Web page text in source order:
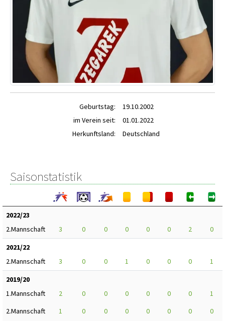
Geburtstag:
19.10.2002
im Verein seit:
01.01.2022
Herkunftsland:
Deutschland
Saisonstatistik
2022/23
2.Mannschaft
3 0 0 0 0 0 2
0
2021/22
2.Mannschaft
3 0 0 1 0 0 0
1
2019/20
1.Mannschaft
2 0 0 0 0 0 0
1
2.Mannschaft
1 0 0 0 0 0 0
0